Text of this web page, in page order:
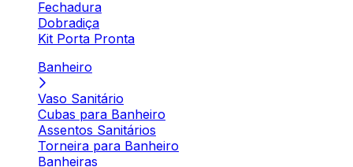
Fechadura
Dobradiça
Kit Porta Pronta
Banheiro
Vaso Sanitário
Cubas para Banheiro
Assentos Sanitários
Torneira para Banheiro
Banheiras